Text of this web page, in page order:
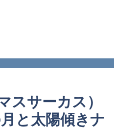
サーカス）
と太陽傾きナ